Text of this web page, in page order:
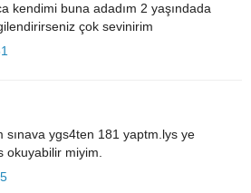
kendimi buna adadım 2 yaşındada
çok sevinirim
sınava ygs4ten 181 yaptm.lys ye
okuyabilir miyim.